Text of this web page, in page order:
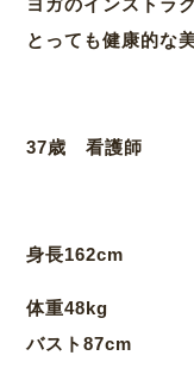
ヨガのインストラ
とっても健康的な
37歳 看護師
身長162cm
体重48kg
バスト87cm